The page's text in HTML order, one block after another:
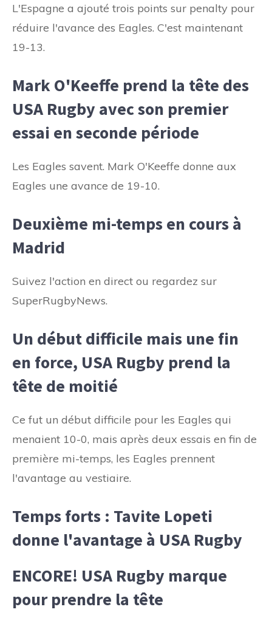
L'Espagne a ajouté trois points sur penalty pour
réduire l'avance des Eagles. C'est maintenant
19-13.
Mark O'Keeffe prend la tête des
USA Rugby avec son premier
essai en seconde période
Les Eagles savent. Mark O'Keeffe donne aux
Eagles une avance de 19-10.
Deuxième mi-temps en cours à
Madrid
Suivez l'action en direct ou regardez sur
SuperRugbyNews.
Un début difficile mais une fin
en force, USA Rugby prend la
tête de moitié
Ce fut un début difficile pour les Eagles qui
menaient 10-0, mais après deux essais en fin de
première mi-temps, les Eagles prennent
l'avantage au vestiaire.
Temps forts : Tavite Lopeti
donne l'avantage à USA Rugby
ENCORE! USA Rugby marque
pour prendre la tête